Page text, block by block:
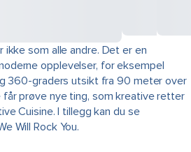
som alle andre. Det er en
opplevelser, for eksempel
360-graders utsikt fra 90 meter over
får prøve nye ting, som kreative retter
Cuisine. I tillegg kan du se
Will Rock You.